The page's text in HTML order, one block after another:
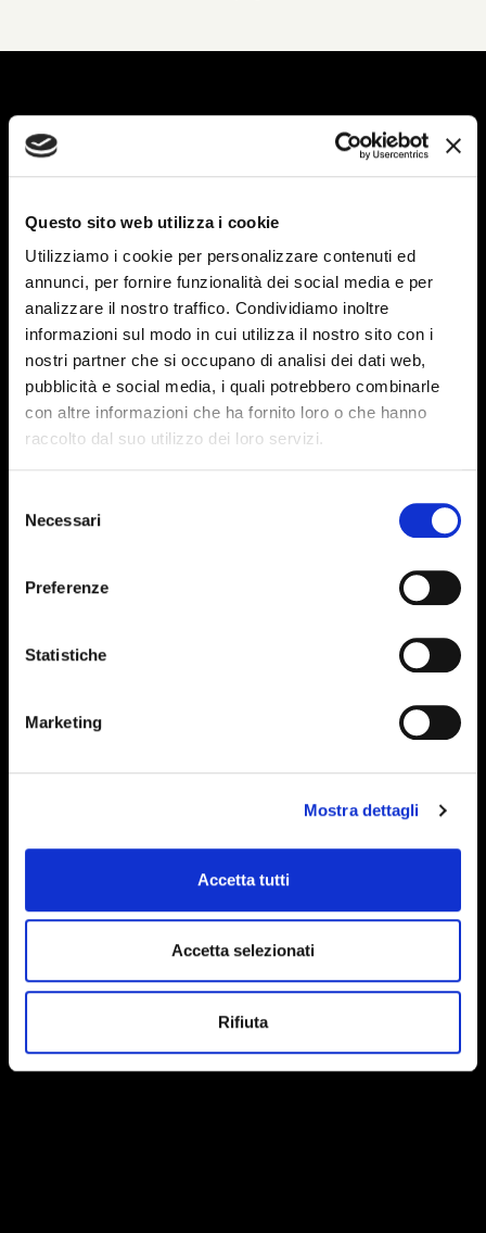
Questo sito web utilizza i cookie
Utilizziamo i cookie per personalizzare contenuti ed
annunci, per fornire funzionalità dei social media e per
analizzare il nostro traffico. Condividiamo inoltre
informazioni sul modo in cui utilizza il nostro sito con i
nostri partner che si occupano di analisi dei dati web,
pubblicità e social media, i quali potrebbero combinarle
con altre informazioni che ha fornito loro o che hanno
raccolto dal suo utilizzo dei loro servizi.
delNecessari
Preferenze
Statistiche
Marketing
Mostra dettagli
Accetta tutti
Accetta selezionati
Rifiuta